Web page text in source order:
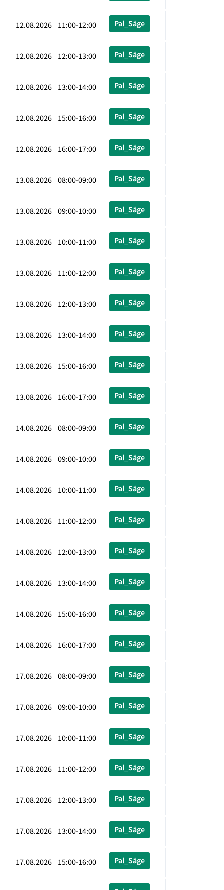
12.08.2026 11:00-12:00 Pal_Säge
12.08.2026 12:00-13:00 Pal_Säge
12.08.2026 13:00-14:00 Pal_Säge
12.08.2026 15:00-16:00 Pal_Säge
12.08.2026 16:00-17:00 Pal_Säge
13.08.2026 08:00-09:00 Pal_Säge
13.08.2026 09:00-10:00 Pal_Säge
13.08.2026 10:00-11:00 Pal_Säge
13.08.2026 11:00-12:00 Pal_Säge
13.08.2026 12:00-13:00 Pal_Säge
13.08.2026 13:00-14:00 Pal_Säge
13.08.2026 15:00-16:00 Pal_Säge
13.08.2026 16:00-17:00 Pal_Säge
14.08.2026 08:00-09:00 Pal_Säge
14.08.2026 09:00-10:00 Pal_Säge
14.08.2026 10:00-11:00 Pal_Säge
14.08.2026 11:00-12:00 Pal_Säge
14.08.2026 12:00-13:00 Pal_Säge
14.08.2026 13:00-14:00 Pal_Säge
14.08.2026 15:00-16:00 Pal_Säge
14.08.2026 16:00-17:00 Pal_Säge
17.08.2026 08:00-09:00 Pal_Säge
17.08.2026 09:00-10:00 Pal_Säge
17.08.2026 10:00-11:00 Pal_Säge
17.08.2026 11:00-12:00 Pal_Säge
17.08.2026 12:00-13:00 Pal_Säge
17.08.2026 13:00-14:00 Pal_Säge
17.08.2026 15:00-16:00 Pal_Säge